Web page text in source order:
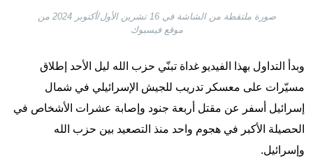
صورة ملتقطة من الشاشة في 16 تشرين الأول/أكتوبر 2024 من
موقع فيسبوك
وبدأ التداول بهذا الفيديو غداة تبنّي حزب الله ليل الأحد إطلاق
مسيّرات على معسكر تدريب للجيش الإسرائيلي في شمال
إسرائيل أسفر عن مقتل أربعة جنود وإصابة عشرات الأشخاص في
الحصيلة الأكبر في هجوم واحد منذ التصعيد بين حزب الله
وإسرائيل.